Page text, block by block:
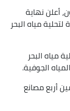
نهاية
مياه البحر
البحر
مصانع